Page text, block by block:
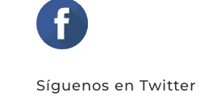
Síguenos en Twitter